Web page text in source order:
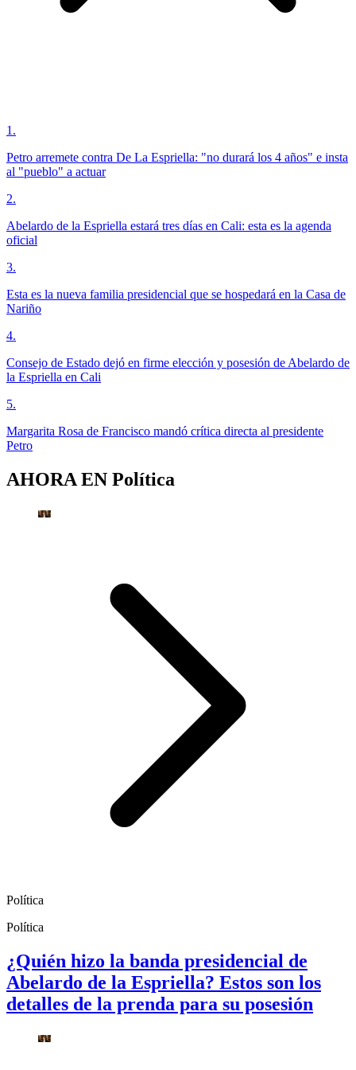
1 .
Petro arremete contra De La Espriella: "no durará los 4 años" e insta
al "pueblo" a actuar
2.
Abelardo de la Espriella estará tres días en Cali: esta es la agenda
oficial
3.
Esta es la nueva familia presidencial que se hospedará en la Casa de
Nariño
4.
Consejo de Estado dejó en firme elección y posesión de Abelardo de
la Espriella en Cali
5.
Margarita Rosa de Francisco mandó crítica directa al presidente
Petro
AHORA EN Política
Política
Política
¿Quién hizo la banda presidencial de
Abelardo de la Espriella? Estos son los
detalles de la prenda para su posesión